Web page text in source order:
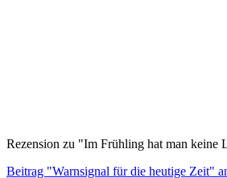
Rezension zu "Im Frühling hat man keine
Beitrag "Warnsignal für die heutige Zeit"